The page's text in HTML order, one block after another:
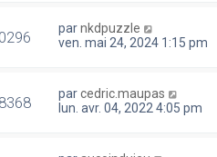
parnkdpuzzle
ven. mai 24, 2024 1:15 pm
parcedric.maupas
lun. avr. 04, 2022 4:05 pm